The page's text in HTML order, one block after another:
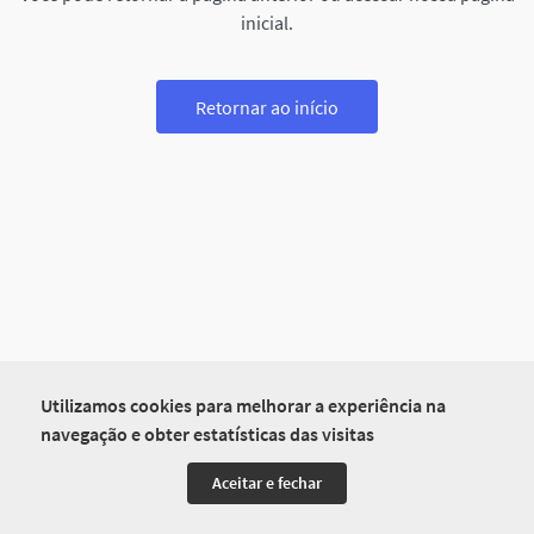
Utilizamos cookies para melhorar a experiência na
navegação e obter estatísticas das visitas
Aceitar e fechar
inicial.
Retornar ao início